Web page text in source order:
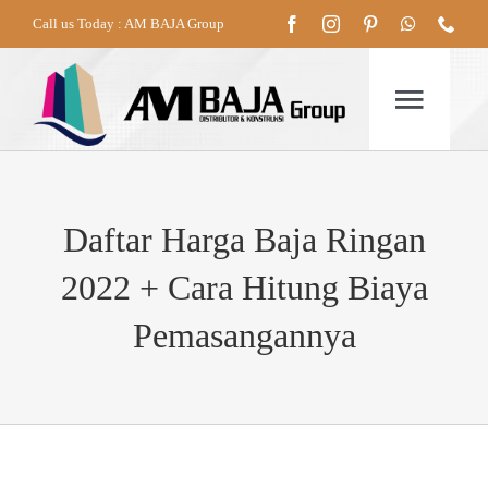
Call us Today : AM BAJA Group
TENTANG
LAYANAN
Daftar Harga Baja Ringan
2022 + Cara Hitung Biaya
Pemasangannya